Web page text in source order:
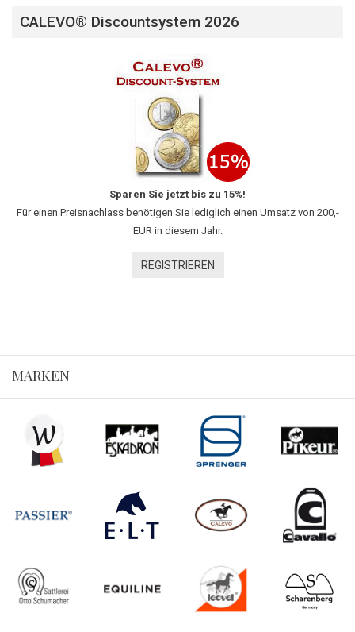
CALEVO® Discountsystem 2026
Sparen Sie jetzt bis zu 15%!
Für einen Preisnachlass benötigen Sie lediglich einen Umsatz von 200,-
EUR in diesem Jahr.
REGISTRIEREN
MARKEN